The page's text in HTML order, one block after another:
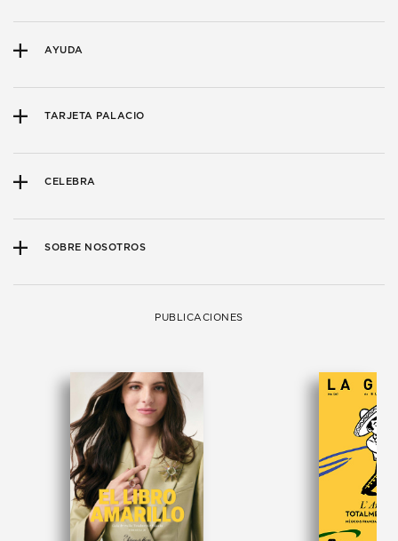
AYUDA
TARJETA PALACIO
CELEBRA
SOBRE NOSOTROS
PUBLICACIONES